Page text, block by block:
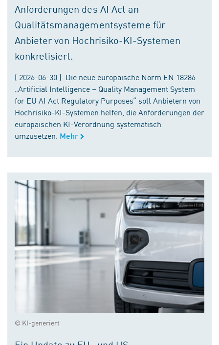
Anforderungen des AI Act an
Qualitätsmanagementsysteme für
Anbieter von Hochrisiko-KI-Systemen
konkretisiert.
( 2026-06-30 ) Die neue europäische Norm EN 18286
„Artificial Intelligence – Quality Management System
for EU AI Act Regulatory Purposes“ soll Anbietern von
Hochrisiko-KI-Systemen helfen, die Anforderungen der
europäischen KI-Verordnung systematisch
umzusetzen. Mehr
© KI-generiert